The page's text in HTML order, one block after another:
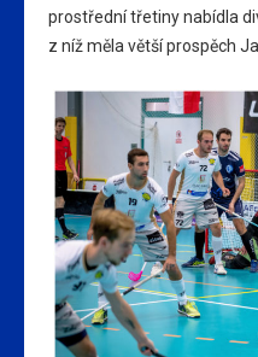
prostřední třetiny nabídla
z níž měla větší prospěch